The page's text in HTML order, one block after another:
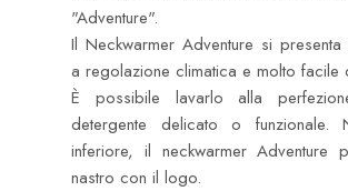
"Adventure".
Il Neckwarmer Adventure si presenta
a regolazione climatica e molto facile
È possibile lavarlo alla
detergente delicato o funzionale.
inferiore, il neckwarmer Adventure
nastro con il logo.